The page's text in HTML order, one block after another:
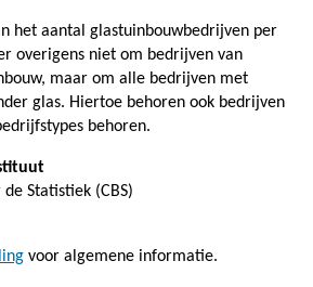
het aantal glastuinbouwbedrijven per
overigens niet om bedrijven van
maar om alle bedrijven met
glas. Hiertoe behoren ook bedrijven
behoren.
Statistiek (CBS)
voor algemene informatie.